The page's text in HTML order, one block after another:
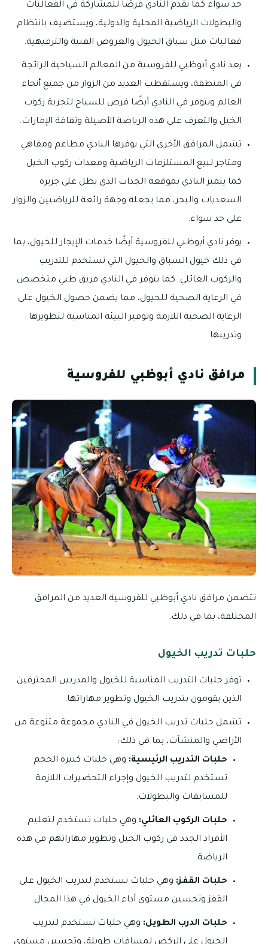
حد سواء كما يقدم النادي فرصًا للمشاركة في الفعاليات
والبطولات الرياضية المحلية والدولية، ويستضيف بانتظام
فعاليات مثل سباق الخيول والعروض الفنية والترفيهية.
يعد نادي أبوظبي للفروسية من المعالم السياحية الرائجة
في المنطقة، ويستقطب العديد من الزوار من جميع أنحاء
العالم ويتوفر في النادي أيضًا فرص للسياح لتجربة ركوب
الخيل والتعرف على هذه الرياضة الأصيلة وثقافة الإمارات.
تشمل المرافق الأخرى التي يوفرها النادي مطاعم ومقاهي
ومتاجر لبيع المستلزمات الرياضية ومعدات ركوب الخيل
كما يتميز النادي بموقعه الجذاب الذي يطل على جزيرة
السعديات والبحر، مما يجعله وجهة رائعة للرياضيين والزوار
على حد سواء.
يوفر نادي أبوظبي للفروسية أيضًا خدمات الإيجار للخيول، بما
في ذلك خيول السباق والخيول التي تستخدم للتدريب
والركوب العائلي. كما يتوفر في النادي فريق طبي متخصص
في الرعاية الصحية للخيول، مما يضمن حصول الخيول على
الرعاية الصحية اللازمة وتوفير البيئة المناسبة لتطويرها
وتدريبها.
مرافق نادي أبوظبي للفروسية
تتضمن مرافق نادي أبوظبي للفروسية العديد من المرافق
المختلفة، بما في ذلك:
حلبات تدريب الخيول
توفر حلبات التدريب المناسبة للخيول والمدربين المحترفين
الذين يقومون بتدريب الخيول وتطوير مهاراتها.
تشمل حلبات تدريب الخيول في النادي مجموعة متنوعة من
الأراضي والمنشآت، بما في ذلك:
حلبات التدريب الرئيسية: وهي حلبات كبيرة الحجم
تستخدم لتدريب الخيول وإجراء التحضيرات اللازمة
للمسابقات والبطولات.
حلبات الركوب العائلي: وهي حلبات تستخدم لتعليم
الأفراد الجدد في ركوب الخيل وتطوير مهاراتهم في هذه
الرياضة.
حلبات القفز: وهي حلبات تستخدم لتدريب الخيول على
القفز وتحسين مستوى أداء الخيول في هذا المجال.
حلبات الدرب الطويل: وهي حلبات تستخدم لتدريب